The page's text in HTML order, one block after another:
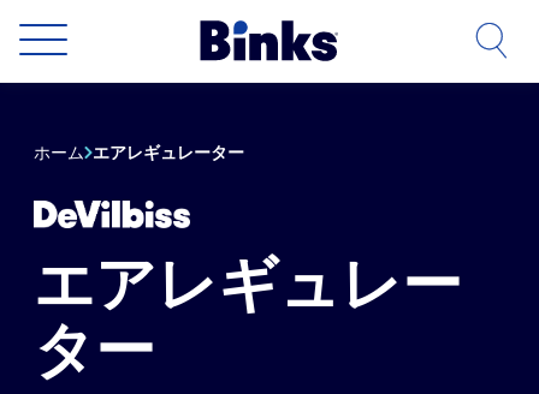
ホーム エアレギュレーター
エアレギュレー
ター